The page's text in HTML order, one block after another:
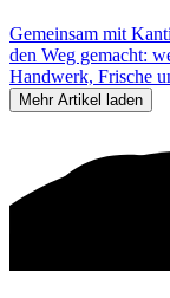
Gemeinsam mit
den Weg gemacht:
Handwerk, Frische
Mehr Artikel laden